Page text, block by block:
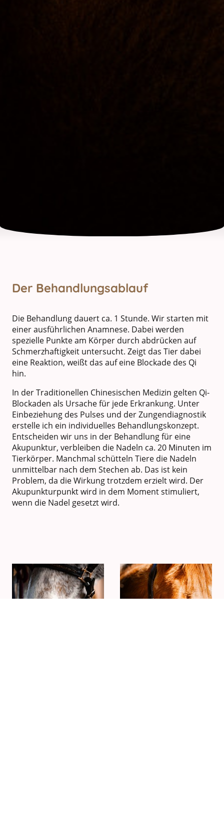
Der Behandlungsablauf
Die Behandlung dauert ca. 1 Stunde. Wir starten mit
einer ausführlichen Anamnese. Dabei werden
spezielle Punkte am Körper durch abdrücken auf
Schmerzhaftigkeit untersucht. Zeigt das Tier dabei
eine Reaktion, weißt das auf eine Blockade des Qi
hin.
In der Traditionellen Chinesischen Medizin gelten Qi-
Blockaden als Ursache für jede Erkrankung. Unter
Einbeziehung des Pulses und der Zungendiagnostik
erstelle ich ein individuelles Behandlungskonzept.
Entscheiden wir uns in der Behandlung für eine
Akupunktur, verbleiben die Nadeln ca. 20 Minuten im
Tierkörper. Manchmal schütteln Tiere die Nadeln
unmittelbar nach dem Stechen ab. Das ist kein
Problem, da die Wirkung trotzdem erzielt wird. Der
Akupunkturpunkt wird in dem Moment stimuliert,
wenn die Nadel gesetzt wird.